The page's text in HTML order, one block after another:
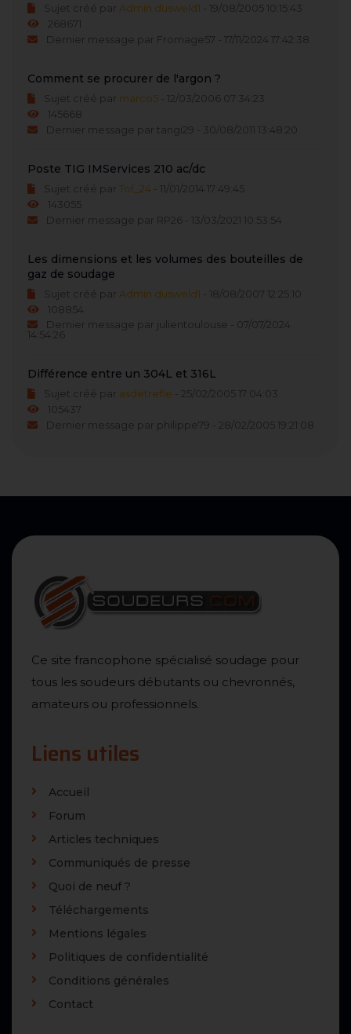
Sujet créé par Admin dusweld1 - 19/08/2005 10:15:43
268671
Dernier message par Fromage57 - 17/11/2024 17:42:38
Comment se procurer de l'argon ?
Sujet créé par marco5 - 12/03/2006 07:34:23
145668
Dernier message par tangi29 - 30/08/2011 13:48:20
Poste TIG IMServices 210 ac/dc
Sujet créé par Tof_24 - 11/01/2014 17:49:45
143055
Dernier message par RP26 - 13/03/2021 10:53:54
Les dimensions et les volumes des bouteilles de
gaz de soudage
Sujet créé par Admin dusweld1 - 18/08/2007 12:25:10
108854
Dernier message par julientoulouse - 07/07/2024
14:54:26
Différence entre un 304L et 316L
Sujet créé par asdetrefle - 25/02/2005 17:04:03
105437
Dernier message par philippe79 - 28/02/2005 19:21:08
Ce site francophone spécialisé soudage pour
tous les soudeurs débutants ou chevronnés,
amateurs ou professionnels.
Liens utiles
Accueil
Forum
Articles techniques
Communiqués de presse
Quoi de neuf ?
Téléchargements
Mentions légales
Politiques de confidentialité
Conditions générales
Contact